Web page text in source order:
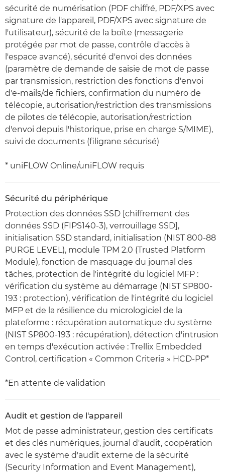
sécurité de numérisation (PDF chiffré, PDF/XPS avec
signature de l'appareil, PDF/XPS avec signature de
l'utilisateur), sécurité de la boîte (messagerie
protégée par mot de passe, contrôle d'accès à
l'espace avancé), sécurité d'envoi des données
(paramètre de demande de saisie de mot de passe
par transmission, restriction des fonctions d'envoi
d'e-mails/de fichiers, confirmation du numéro de
télécopie, autorisation/restriction des transmissions
de pilotes de télécopie, autorisation/restriction
d'envoi depuis l'historique, prise en charge S/MIME),
suivi de documents (filigrane sécurisé)
* uniFLOW Online/uniFLOW requis
Sécurité du périphérique
Protection des données SSD [chiffrement des
données SSD (FIPS140-3), verrouillage SSD],
initialisation SSD standard, initialisation (NIST 800-88
PURGE LEVEL), module TPM 2.0 (Trusted Platform
Module), fonction de masquage du journal des
tâches, protection de l'intégrité du logiciel MFP :
vérification du système au démarrage (NIST SP800-
193 : protection), vérification de l'intégrité du logiciel
MFP et de la résilience du micrologiciel de la
plateforme : récupération automatique du système
(NIST SP800-193 : récupération), détection d'intrusion
en temps d'exécution activée : Trellix Embedded
Control, certification « Common Criteria » HCD-PP*
*En attente de validation
Audit et gestion de l'appareil
Mot de passe administrateur, gestion des certificats
et des clés numériques, journal d'audit, coopération
avec le système d'audit externe de la sécurité
(Security Information and Event Management),